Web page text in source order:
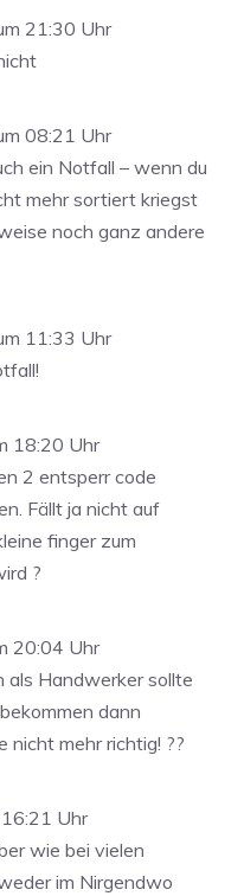
21:30 Uhr
08:21 Uhr
ein Notfall – wenn du
mehr sortiert kriegst
noch ganz andere
11:33 Uhr
18:20 Uhr
2 entsperr code
Fällt ja nicht auf
finger zum
?
20:04 Uhr
als Handwerker sollte
dann
nicht mehr richtig! ??
Uhr
wie bei vielen
im Nirgendwo